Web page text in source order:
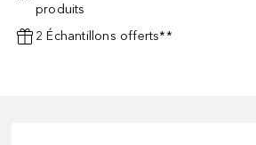
produits
2 Échantillons offerts**